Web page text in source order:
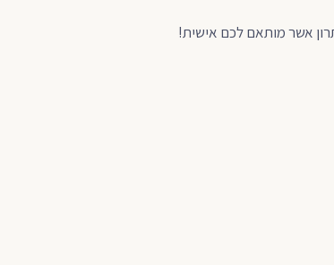
אשר מותאם לכם אישית!